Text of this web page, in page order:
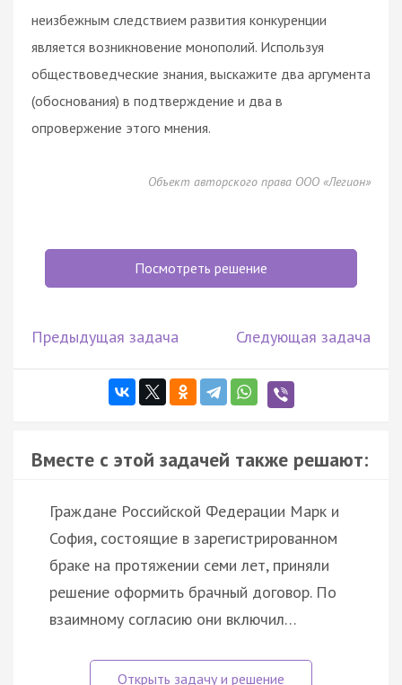
неизбежным следствием развития конкуренции
является возникновение монополий. Используя
обществоведческие знания, выскажите два аргумента
(обоснования) в подтверждение и два в
опровержение этого мнения.
Объект авторского права ООО «Легион»
Посмотреть решение
Предыдущая задача Следующая задача
Вместе с этой задачей также решают:
Граждане Российской Федерации Марк и
София, состоящие в зарегистрированном
браке на протяжении семи лет, приняли
решение оформить брачный договор. По
взаимному согласию они включил…